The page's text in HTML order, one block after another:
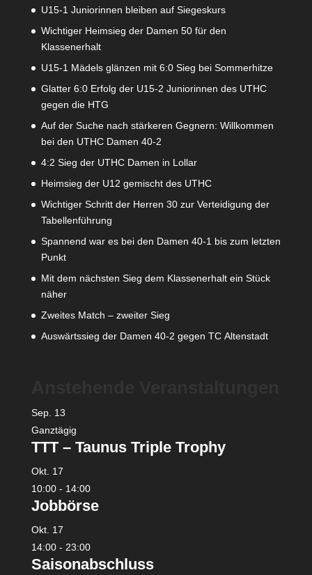
U15-1 Juniorinnen bleiben auf Siegeskurs
Wichtiger Heimsieg der Damen 50 für den
Klassenerhalt
U15-1 Mädels glänzen mit 6:0 Sieg bei Sommerhitze
Glatter 6:0 Erfolg der U15-2 Juniorinnen des UTHC
gegen die HTG
Auf der Suche nach stärkeren Gegnern: Willkommen
bei den UTHC Damen 40-2
4:2 Sieg der UTHC Damen in Lollar
Heimsieg der U12 gemischt des UTHC
Wichtiger Schritt der Herren 30 zur Verteidigung der
Tabellenführung
Spannend war es bei den Damen 40-1 bis zum letzten
Punkt
Mit dem nächsten Sieg dem Klassenerhalt ein Stück
näher
Zweites Match – zweiter Sieg
Auswärtssieg der Damen 40-2 gegen TC Altenstadt
Sep. 13
Ganztägig
TTT – Taunus Triple Trophy
Okt. 17
10:00- 14:00
Jobbörse
Okt. 17
14:00- 23:00
Saisonabschluss